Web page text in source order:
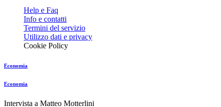
Help e Faq
Info e contatti
Termini del servizio
Utilizzo dati e privacy
Cookie Policy
Economia
Economia
Intervista a Matteo Motterlini